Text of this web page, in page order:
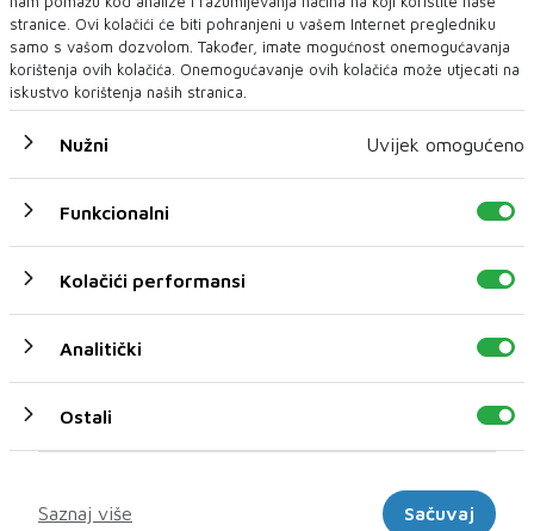
Novi broj
05 KOL 2026
stranice. Ovi kolačići će biti pohranjeni u vašem Internet pregledniku
samo s vašom dozvolom. Također, imate mogućnost onemogućavanja
korištenja ovih kolačića. Onemogućavanje ovih kolačića može utjecati na
iskustvo korištenja naših stranica.
Nužni Uvijek omogućeno
Funkcionalni
Kolačići performansi
Analitički
Ostali
Saznaj više
Sačuvaj